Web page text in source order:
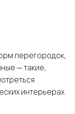
перегородок,
— такие,
интерьерах.